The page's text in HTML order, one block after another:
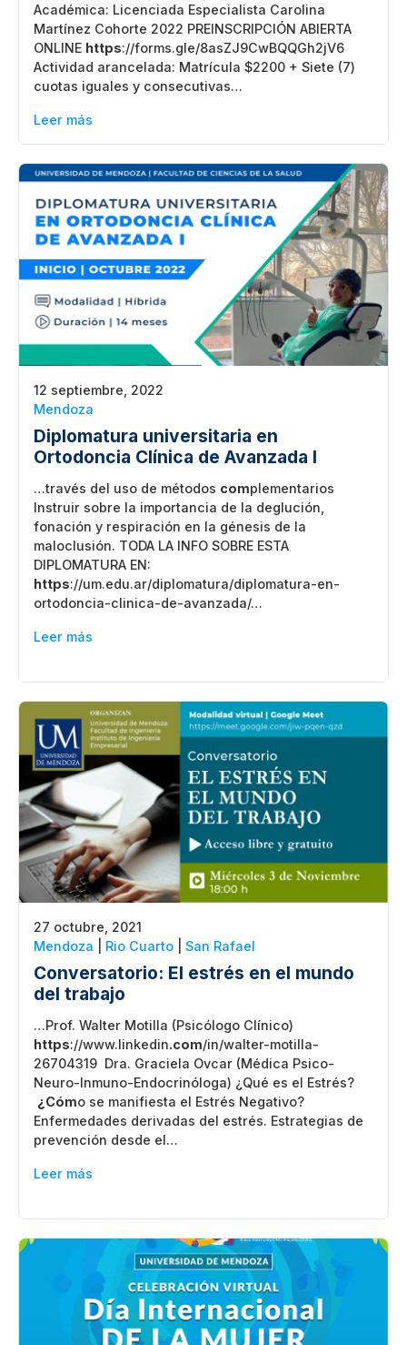
Académica: Licenciada Especialista Carolina
Martínez Cohorte 2022 PREINSCRIPCIÓN ABIERTA
ONLINE https://forms.gle/8asZJ9CwBQQGh2jV6
Actividad arancelada: Matrícula $2200 + Siete (7)
cuotas iguales y consecutivas…
Leer más
12 septiembre, 2022
Mendoza
Diplomatura universitaria en
Ortodoncia Clínica de Avanzada I
…través del uso de métodos complementarios
Instruir sobre la importancia de la deglución,
fonación y respiración en la génesis de la
maloclusión. TODA LA INFO SOBRE ESTA
DIPLOMATURA EN:
https://um.edu.ar/diplomatura/diplomatura-en-
ortodoncia-clinica-de-avanzada/…
Leer más
27 octubre, 2021
Mendoza
Rio Cuarto San Rafael
Conversatorio: El estrés en el mundo
del trabajo
…Prof. Walter Motilla (Psicólogo Clínico)
https://www.linkedin.com/in/walter-motilla-
26704319 Dra. Graciela Ovcar (Médica Psico-
Neuro-Inmuno-Endocrinóloga) ¿Qué es el Estrés?
¿Cómo se manifiesta el Estrés Negativo?
Enfermedades derivadas del estrés. Estrategias de
prevención desde el…
Leer más